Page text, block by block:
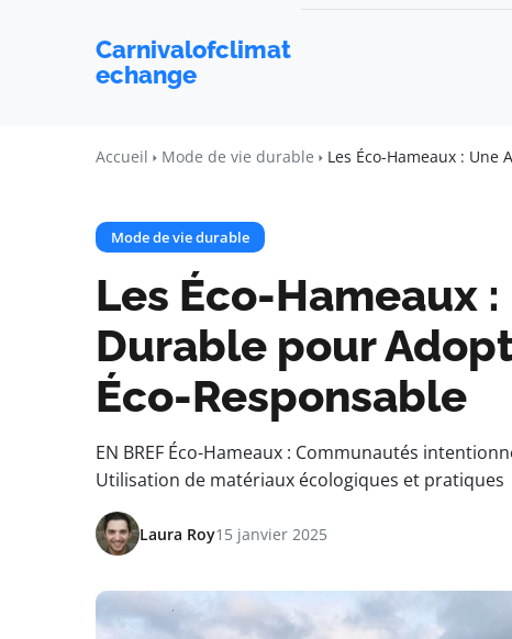
Carnivalofclimat
echange
Accueil Mode de vie durable Les Éco-Hameaux :
Mode de vie durable
Les Éco-Hameaux
Durable pour
Éco-Responsable
EN BREF Éco-Hameaux : Communautés
Utilisation de matériaux écologiques et pratiques
Laura Roy15 janvier 2025